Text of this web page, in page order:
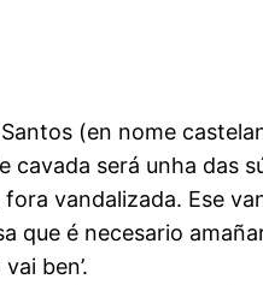
(en nome
será unha das
vandalizada. Ese
que é necesario
ben’.